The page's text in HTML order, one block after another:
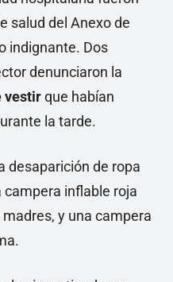
salud del Anexo de
indignante. Dos
denunciaron la
vestirque habían
la tarde.
desaparición de ropa
campera inflable roja
y una campera